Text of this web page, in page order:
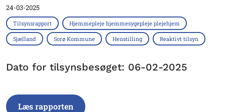
24-03-2025
Tilsynsrapport Hjemmepleje hjemmesygepleje plejehjem
Sjælland Sorø Kommune Henstilling Reaktivt tilsyn
Dato for tilsynsbesøget: 06-02-2025
Læs rapporten